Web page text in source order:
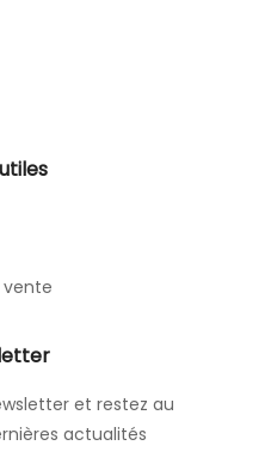
vente
et restez au
actualités